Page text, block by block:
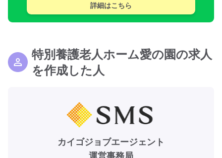
詳細はこちら
特別養護老人ホーム愛の園の求人
を作成した人
カイゴジョブエージェント